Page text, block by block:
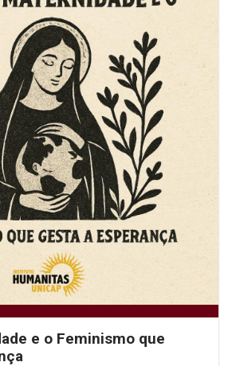
e o Feminismo que